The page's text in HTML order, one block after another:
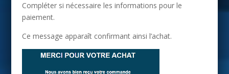
Compléter si nécessaire les informations pour le
paiement.
Ce message apparaît confirmant ainsi l’achat.